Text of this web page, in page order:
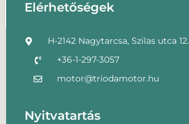
Elérhetőségek
H-2142 Nagytarcsa, Szilas utca 12.
+36-1-297-3057
motor@triodamotor.hu
Nyitvatartás